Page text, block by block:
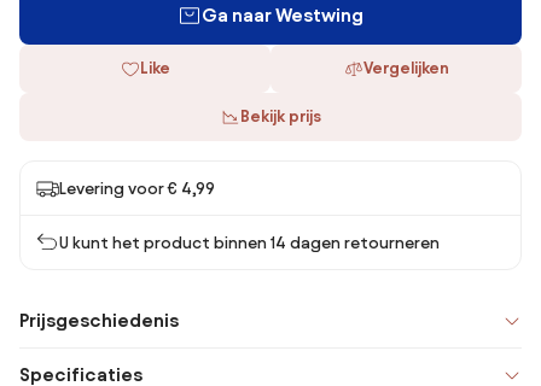
Ga naar Westwing
Like Vergelijken
Bekijk prijs
Levering voor € 4,99
U kunt het product binnen 14 dagen retourneren
Prijsgeschiedenis
Specificaties